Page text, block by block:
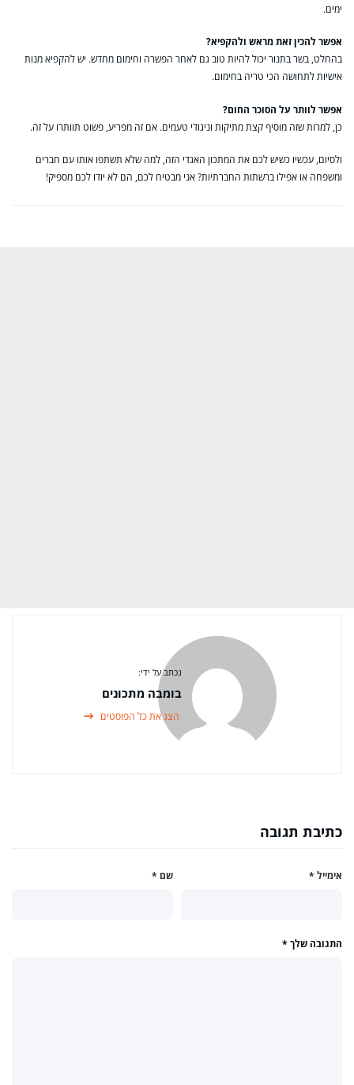
ימים.
אפשר להכין זאת מראש ולהקפיא?
בהחלט, בשר בתנור יכול להיות טוב גם לאחר הפשרה וחימום מחדש. יש להקפיא מנות
אישיות לתחושה הכי טריה בחימום.
אפשר לוותר על הסוכר החום?
כן, למרות שזה מוסיף קצת מתיקות וניגודי טעמים. אם זה מפריע, פשוט תוותרו על זה.
ולסיום, עכשיו כשיש לכם את המתכון האגדי הזה, למה שלא תשתפו אותו עם חברים
ומשפחה או אפילו ברשתות החברתיות? אני מבטיח לכם, הם לא יודו לכם מספיק!
נכתב על ידי:
בומבה מתכונים
הצג את כל הפוסטים
כתיבת תגובה
שם * אימייל *
התגובה שלך *